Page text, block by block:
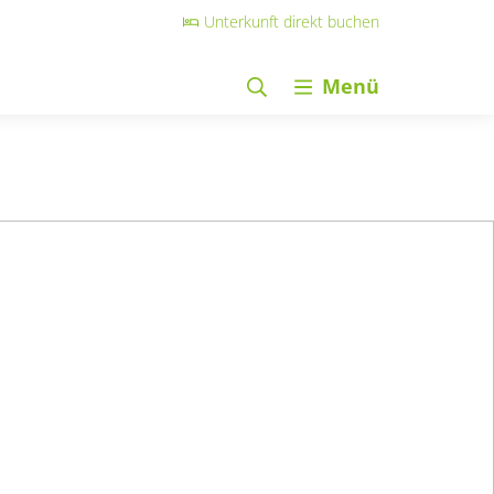
Unterkunft direkt buchen
Menü